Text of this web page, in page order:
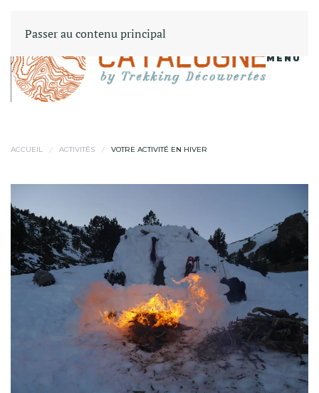
Passer au contenu principal
MENU
ACCUEIL ACTIVITÉS VOTRE ACTIVITÉ EN HIVER